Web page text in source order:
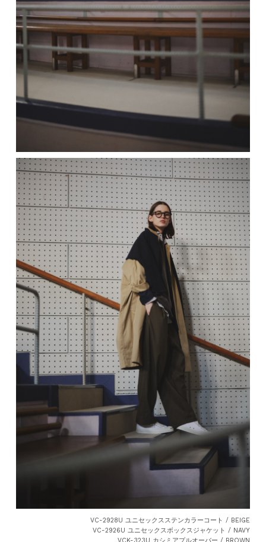
VC-2928U ユニセックスステンカラーコート / BEIGE
VC-2926U ユニセックスボックスジャケット / NAVY
VCK-323U カシミアプルオーバー / BROWN